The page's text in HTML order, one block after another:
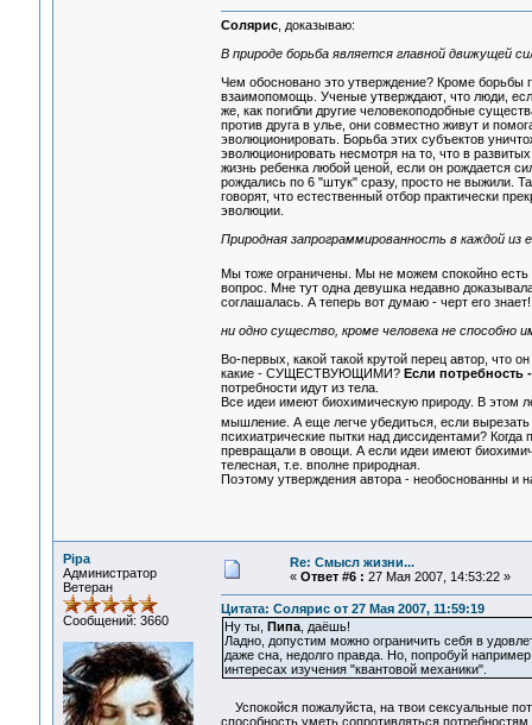
Солярис, доказываю:
В природе борьба является главной движущей
Чем обосновано это утверждение? Кроме
взаимопомощь. Ученые утверждают, что люди,
же, как погибли другие человекоподобные
против друга в улье, они совместно живут и
эволюционировать. Борьба этих субъектов
эволюционировать несмотря на то, что в
жизнь ребенка любой ценой, если он рождается
рождались по 6 "штук" сразу, просто не выжили.
говорят, что естественный отбор практически
эволюции.
Природная запрограммированность в каждой
Мы тоже ограничены. Мы не можем спокойно
вопрос. Мне тут одна девушка недавно
соглашалась. А теперь вот думаю - черт его знает!
ни одно существо, кроме человека не
Во-первых, какой такой крутой перец автор,
какие - СУЩЕСТВУЮЩИМИ? Если
потребности идут из тела.
Все идеи имеют биохимическую природу. В этом
мышление. А еще легче убедиться, если
психиатрические пытки над диссидентами?
превращали в овощи. А если идеи имеют
телесная, т.е. вполне природная.
Поэтому утверждения автора - необоснованны и
Pipa
Администратор
Ветеран
Сообщений: 3660
Re: Смысл жизни...
« Ответ #6 : 27 Мая 2007, 14:53:22 »
Цитата: Солярис от 27 Мая 2007, 11:59:19
Ну ты,
Пипа, даёшь!
Ладно, допустим можно ограничить себя в
даже сна, недолго правда. Но, попробуй
интересах изучения "квантовой механики".
Успокойся пожалуйста, на твои сексуальные
способность уметь сопротивляться